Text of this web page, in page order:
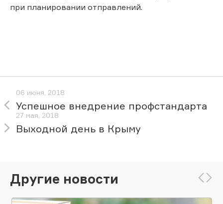
при планировании отправлений.
06 июня, 2018
Успешное внедрение профстандарта
27 мая, 2018
Выходной день в Крыму
Другие новости